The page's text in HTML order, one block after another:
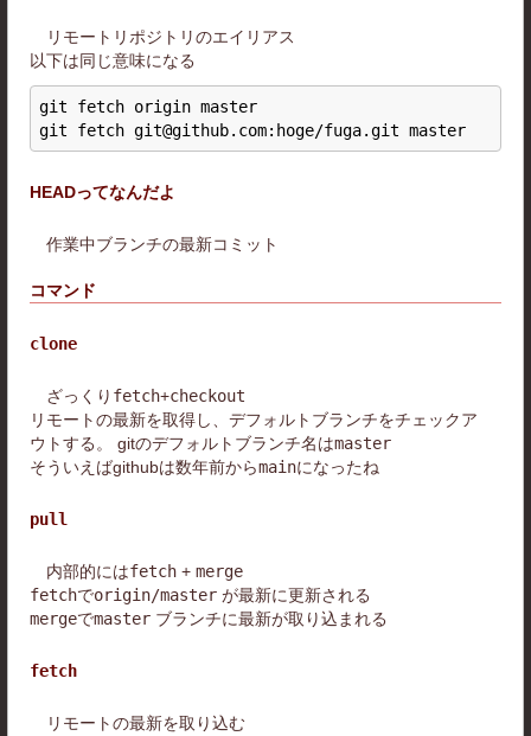
リモートリポジトリのエイリアス
以下は同じ意味になる
git fetch origin master
HEADってなんだよ
作業中ブランチの最新コミット
コマンド
clone
ざっくり fetch+checkout
リモートの最新を取得し、デフォルトブランチをチェックア
ウトする。 gitのデフォルトブランチ名はmaster
そういえばgithubは数年前からmainになったね
pull
内部的にはfetch +merge
fetchでorigin/master が最新に更新される
mergeでmaster ブランチに最新が取り込まれる
fetch
リモートの最新を取り込む